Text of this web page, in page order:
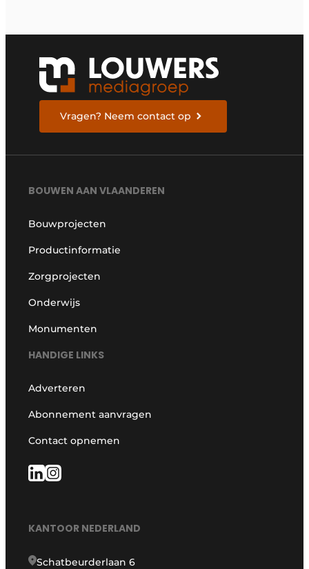
Vragen? Neem contact op
BOUWEN AAN VLAANDEREN
Bouwprojecten
Productinformatie
Zorgprojecten
Onderwijs
Monumenten
HANDIGE LINKS
Adverteren
Abonnement aanvragen
Contact opnemen
KANTOOR NEDERLAND
Schatbeurderlaan 6